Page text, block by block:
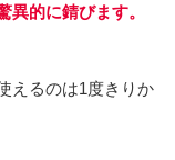
異的に錆びます。
えるのは1度きりか